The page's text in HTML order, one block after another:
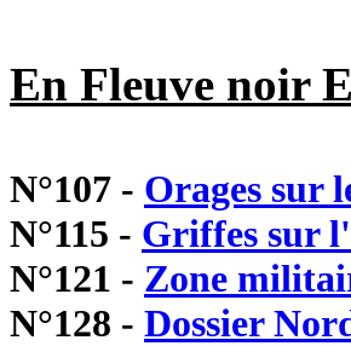
En Fleuve noir
N°107 - Orages sur
N°115 - Griffes sur
N°121 - Zone
N°128 - Dossier